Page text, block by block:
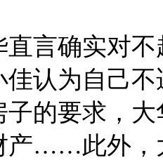
确实对不
佳认为自己
子的要求，
产……此外，